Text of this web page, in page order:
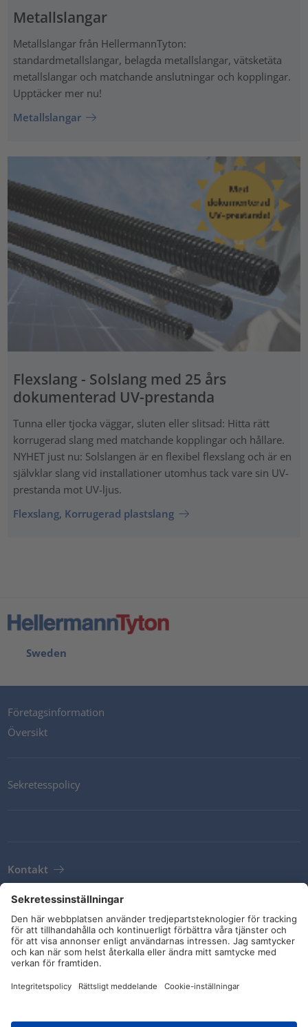
Metallslangar
Metallslangar från HellermannTyton:
standardmetallslangar, belagda metallslangar, vätsketäta
metallslangar och matchande anslutningar och kopplingar.
Upptäcker mer nu!
Metallslangar
Flexslang - Solslang med 25 års
dokumenterad UV-prestanda
Tunna eller tjocka väggar, sluten eller slitsad: Hitta rätt
korrugerad slang med matchande kopplingar och hållare.
NYHET just nu: Solslangen är en flexibel flexslang och är en
självklar slang vid installationer utomhus tack vare sin UV-
prestanda mot UV-ljus.
Flexslang, Korrugerad plastslang
Sweden
Företagsinformation
Översikt
Sekretesspolicy
Kontakt
Leveransvillkor
Riktlinjer och åtaganden
Sociala medier